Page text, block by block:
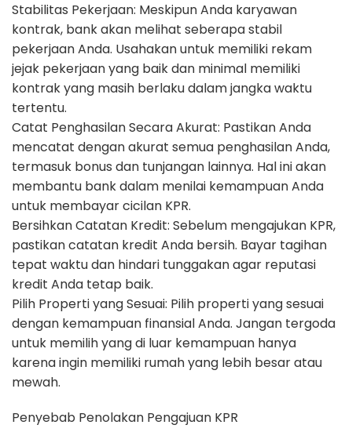
Stabilitas Pekerjaan: Meskipun Anda karyawan
kontrak, bank akan melihat seberapa stabil
pekerjaan Anda. Usahakan untuk memiliki rekam
jejak pekerjaan yang baik dan minimal memiliki
kontrak yang masih berlaku dalam jangka waktu
tertentu.
Catat Penghasilan Secara Akurat: Pastikan Anda
mencatat dengan akurat semua penghasilan Anda,
termasuk bonus dan tunjangan lainnya. Hal ini akan
membantu bank dalam menilai kemampuan Anda
untuk membayar cicilan KPR.
Bersihkan Catatan Kredit: Sebelum mengajukan KPR,
pastikan catatan kredit Anda bersih. Bayar tagihan
tepat waktu dan hindari tunggakan agar reputasi
kredit Anda tetap baik.
Pilih Properti yang Sesuai: Pilih properti yang sesuai
dengan kemampuan finansial Anda. Jangan tergoda
untuk memilih yang di luar kemampuan hanya
karena ingin memiliki rumah yang lebih besar atau
mewah.
Penyebab Penolakan Pengajuan KPR